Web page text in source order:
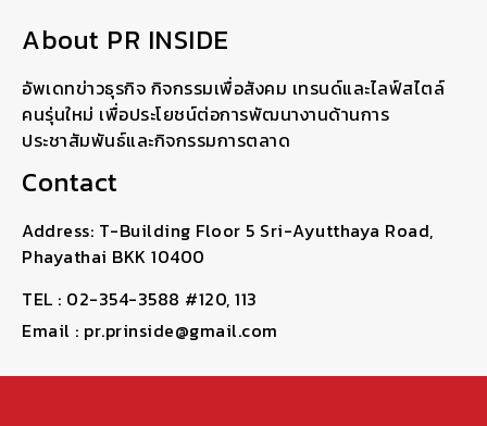
About PR INSIDE
อัพเดทข่าวธุรกิจ กิจกรรมเพื่อสังคม เทรนด์และไลฟ์สไตล์
คนรุ่นใหม่ เพื่อประโยชน์ต่อการพัฒนางานด้านการ
ประชาสัมพันธ์และกิจกรรมการตลาด
Contact
Address: T-Building Floor 5 Sri-Ayutthaya Road,
Phayathai BKK 10400
TEL : 02-354-3588 #120, 113
Email : pr.prinside@gmail.com